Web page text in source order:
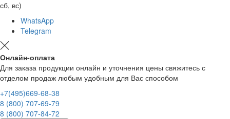
сб, вс)
WhatsApp
Telegram
Онлайн-оплата
Для заказа продукции онлайн и уточнения цены свяжитесь с
отделом продаж любым удобным для Вас способом
+7(495)669-68-38
8 (800) 707-69-79
8 (800) 707-84-72